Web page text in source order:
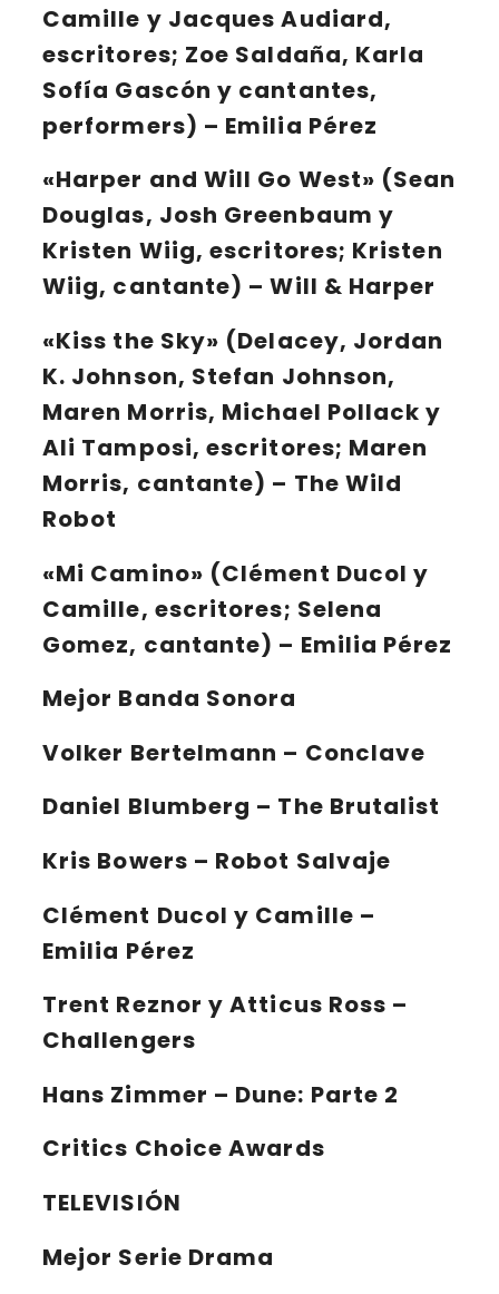
Camille y Jacques Audiard,
escritores; Zoe Saldaña, Karla
Sofía Gascón y cantantes,
performers) – Emilia Pérez
«Harper and Will Go West» (Sean
Douglas, Josh Greenbaum y
Kristen Wiig, escritores; Kristen
Wiig, cantante) – Will & Harper
«Kiss the Sky» (Delacey, Jordan
K. Johnson, Stefan Johnson,
Maren Morris, Michael Pollack y
Ali Tamposi, escritores; Maren
Morris, cantante) – The Wild
Robot
«Mi Camino» (Clément Ducol y
Camille, escritores; Selena
Gomez, cantante) – Emilia Pérez
Mejor Banda Sonora
Volker Bertelmann – Conclave
Daniel Blumberg – The Brutalist
Kris Bowers – Robot Salvaje
Clément Ducol y Camille –
Emilia Pérez
Trent Reznor y Atticus Ross –
Challengers
Hans Zimmer – Dune: Parte 2
Critics Choice Awards
TELEVISIÓN
Mejor Serie Drama